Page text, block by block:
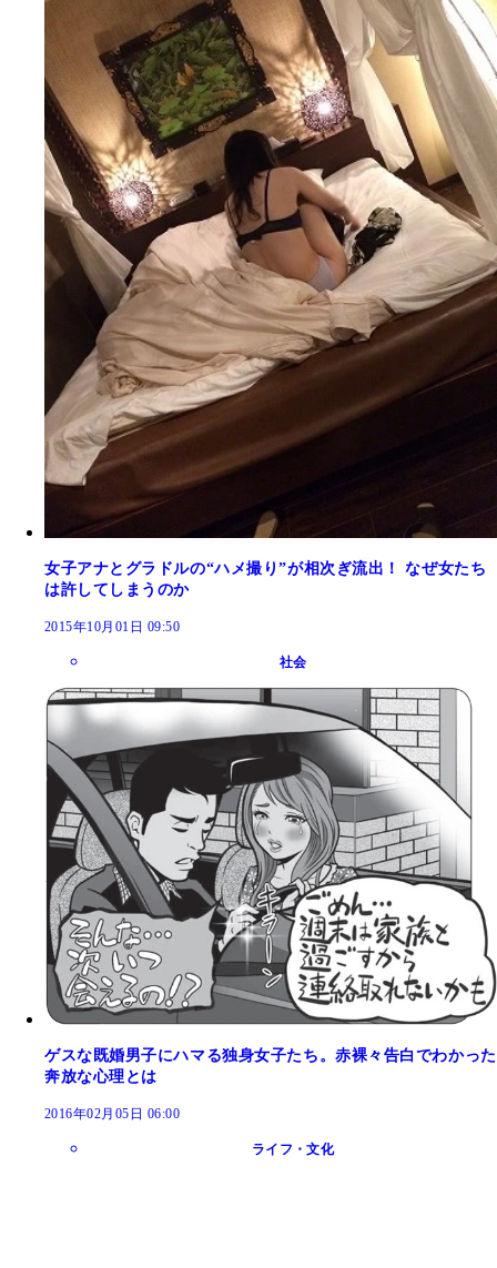
女子アナとグラドルの“ハメ撮り”が相次ぎ流出！ なぜ女たち
は許してしまうのか
2015年10月01日 09:50
社会
ゲスな既婚男子にハマる独身女子たち。赤裸々告白でわかった
奔放な心理とは
2016年02月05日 06:00
ライフ・文化